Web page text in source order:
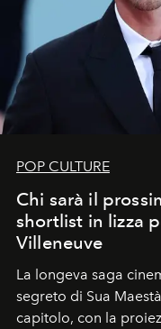
POP CULTURE
Chi sarà il
shortlist in lizza
Villeneuve
La longeva saga
segreto di Sua
capitolo, con la